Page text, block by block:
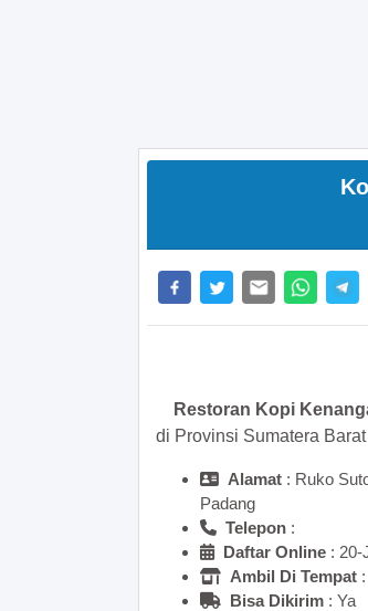
Restoran Kopi
di Provinsi Sumatera
Alamat : Ruko
Padang
Telepon :
Daftar Online : 20-
Ambil Di Tempat
Bisa Dikirim : Ya